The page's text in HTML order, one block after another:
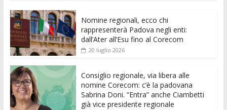
e
b
o
o
k
itt
er l s
A
p
p
ss
e
n
er
di
t
k
e
dI
di
vi
Nomine regionali, ecco chi
rappresenterà Padova negli enti:
dall’Ater all’Esu fino al Corecom
20 luglio 2026
Consiglio regionale, via libera alle
nomine Corecom: c’è la padovana
Sabrina Doni. “Entra” anche Ciambetti
già vice presidente regionale